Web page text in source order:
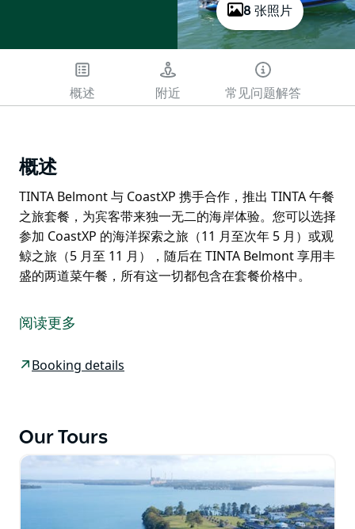
8 张照片
概述 附近 常见问题解答
概述
TINTA Belmont 与 CoastXP 携手合作，推出 TINTA 午餐
之旅套餐，为宾客带来独一无二的海岸体验。您可以选择
参加 CoastXP 的海洋探索之旅（11 月至次年 5 月）或观
鲸之旅（5 月至 11 月），随后在 TINTA Belmont 享用丰
盛的两道菜午餐，所有这一切都包含在套餐价格中。
之旅套餐，为宾客带来独一无二的海岸体验。您可以选择
参加 CoastXP 的海洋探索之旅（11 月至次年 5 月）或观
盛的两道菜午餐，所有这一切都包含在套餐价格中。
阅读更多
Booking details
Our Tours